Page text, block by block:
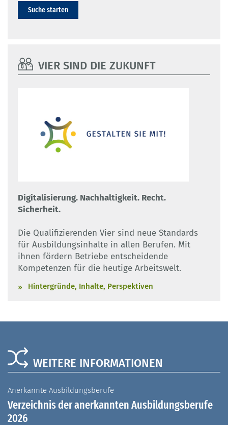
Suche starten
VIER SIND DIE ZUKUNFT
Digitalisierung. Nachhaltigkeit. Recht.
Sicherheit.
Die Qualifizierenden Vier sind neue Standards
für Ausbildungsinhalte in allen Berufen. Mit
ihnen fördern Betriebe entscheidende
Kompetenzen für die heutige Arbeitswelt.
Hintergründe, Inhalte, Perspektiven
WEITERE INFORMATIONEN
Anerkannte Ausbildungsberufe
Verzeichnis der anerkannten Ausbildungsberufe
2026